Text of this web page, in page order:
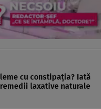
cu constipaţia? Iată
laxative naturale